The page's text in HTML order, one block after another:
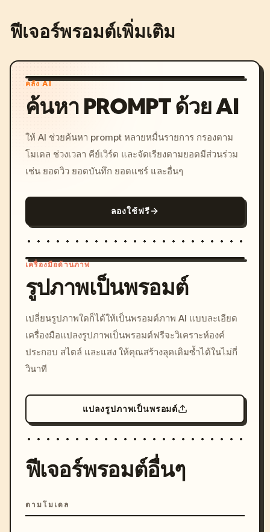
ฟีเจอร์พรอมต์เพิ่มเติม
คลัง AI
ค้นหา PROMPT ด้วย AI
ให้ AI ช่วยค้นหา prompt หลายหมื่นรายการ กรองตาม
โมเดล ช่วงเวลา คีย์เวิร์ด และจัดเรียงตามยอดมีส่วนร่วม
เช่น ยอดวิว ยอดบันทึก ยอดแชร์ และอื่นๆ
ลองใช้ฟรี
c, cyberpunk sunset, neon
colors, 8k --v 6.0
เครื่องมือด้านภาพ
รูปภาพเป็นพรอมต์
เปลี่ยนรูปภาพใดก็ได้ให้เป็นพรอมต์ภาพ AI แบบละเอียด
เครื่องมือแปลงรูปภาพเป็นพรอมต์ฟรีจะวิเคราะห์องค์
ประกอบ สไตล์ และแสง ให้คุณสร้างลุคเดิมซ้ำได้ในไม่กี่
วินาที
แปลงรูปภาพเป็นพรอมต์
ฟีเจอร์พรอมต์อื่นๆ
ตามโมเดล